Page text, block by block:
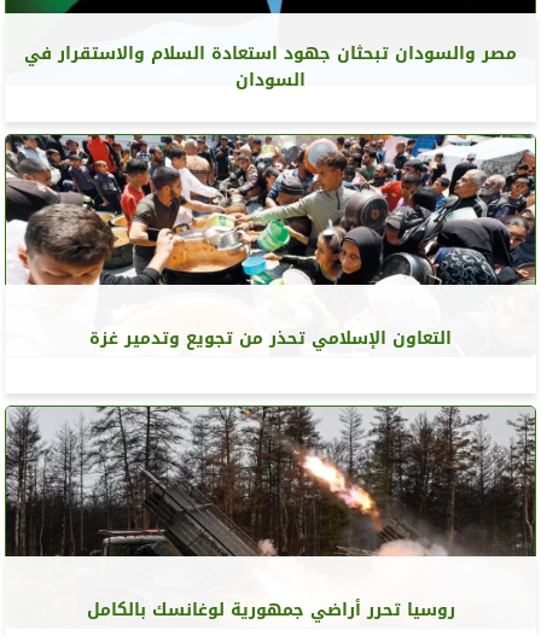
مصر والسودان تبحثان جهود استعادة السلام والاستقرار في
السودان
التعاون الإسلامي تحذر من تجويع وتدمير غزة
روسيا تحرر أراضي جمهورية لوغانسك بالكامل